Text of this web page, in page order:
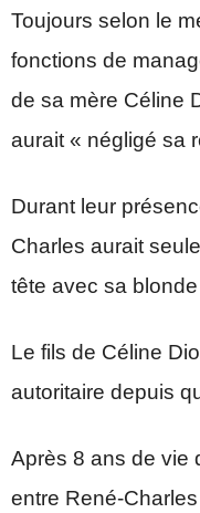
Toujours selon le
fonctions de
de sa mère Céline
aurait « négligé sa
Durant leur
Charles aurait
tête avec sa
Le fils de Céline
autoritaire depuis
Après 8 ans de vie
entre René-